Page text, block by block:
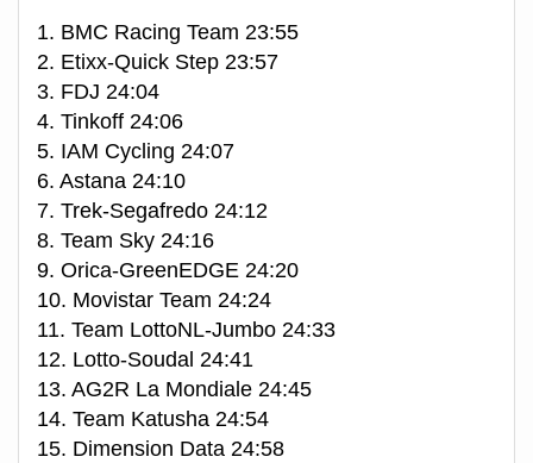
1. BMC Racing Team 23:55
2. Etixx-Quick Step 23:57
3. FDJ 24:04
4. Tinkoff 24:06
5. IAM Cycling 24:07
6. Astana 24:10
7. Trek-Segafredo 24:12
8. Team Sky 24:16
9. Orica-GreenEDGE 24:20
10. Movistar Team 24:24
11. Team LottoNL-Jumbo 24:33
12. Lotto-Soudal 24:41
13. AG2R La Mondiale 24:45
14. Team Katusha 24:54
15. Dimension Data 24:58